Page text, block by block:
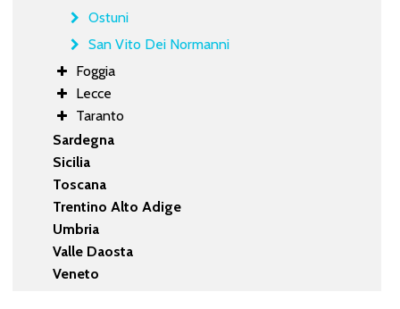
Ostuni
San Vito Dei Normanni
Foggia
Lecce
Taranto
Sardegna
Sicilia
Toscana
Trentino Alto Adige
Umbria
Valle Daosta
Veneto